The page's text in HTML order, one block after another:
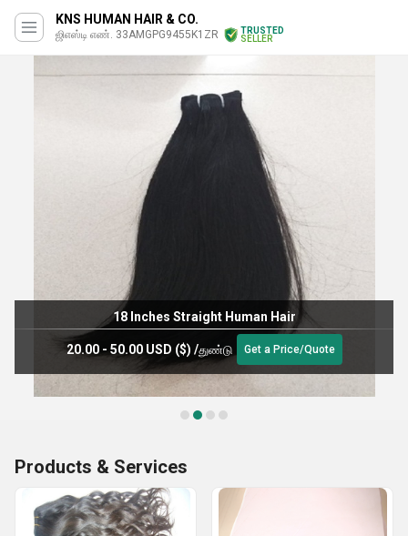
KNS HUMAN HAIR & CO.
ஜிஎஸ்டி எண். 33AMGPG9455K1ZR
TRUSTED
SELLER
Human Weave Hair
60 USD ($)/துண்டு Get a Price/Quote
Products & Services